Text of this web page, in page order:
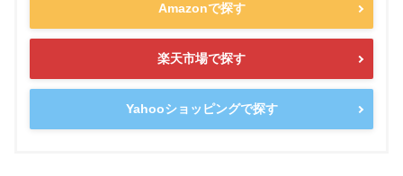
Amazonで探す
楽天市場で探す
Yahooショッピングで探す